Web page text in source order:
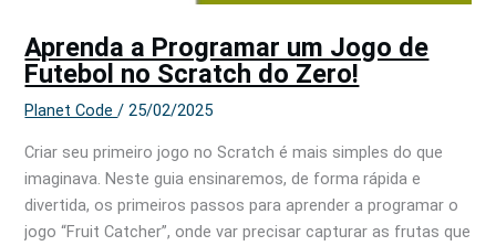
Aprenda a Programar um Jogo de
Futebol no Scratch do Zero!
Planet Code/25/02/2025
Criar seu primeiro jogo no Scratch é mais simples do que
imaginava. Neste guia ensinaremos, de forma rápida e
divertida, os primeiros passos para aprender a programar o
jogo “Fruit Catcher”, onde var precisar capturar as frutas que